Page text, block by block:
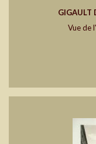
GIGAULT
Vue de